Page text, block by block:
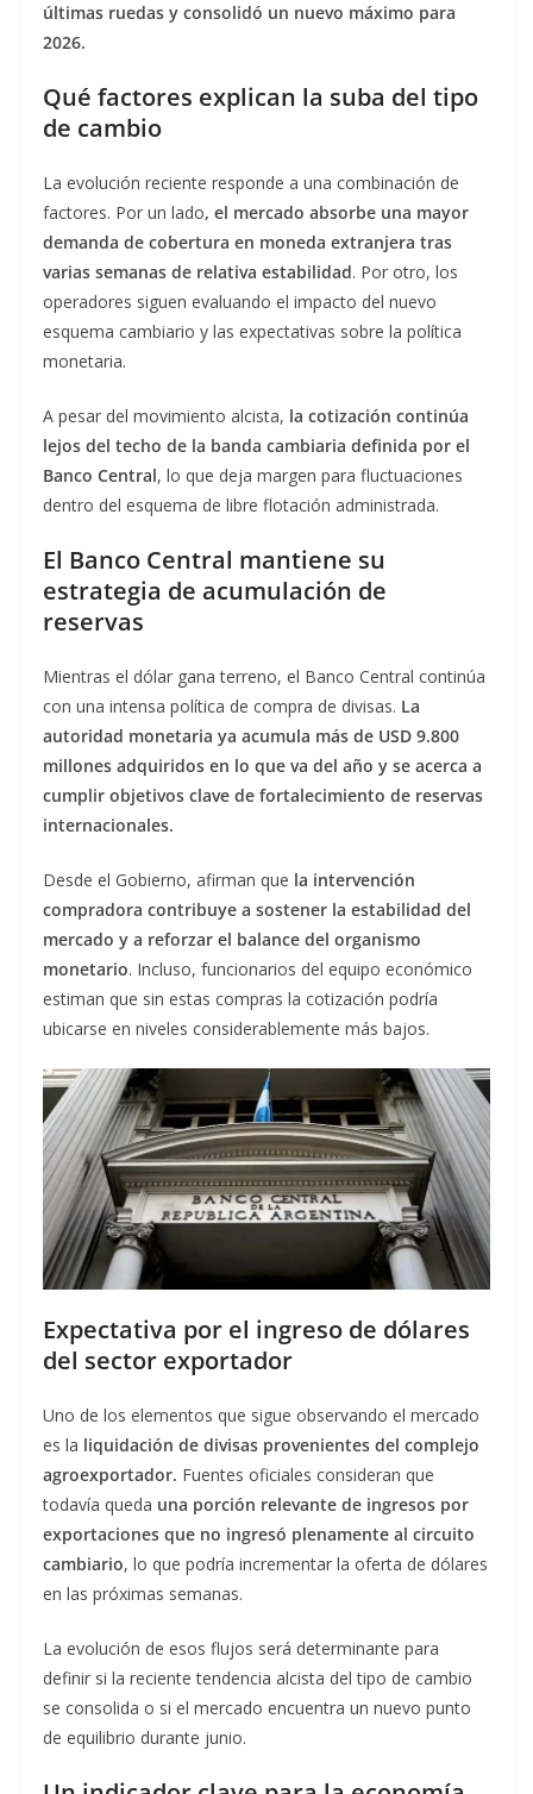
últimas ruedas y consolidó un nuevo máximo para
2026.
Qué factores explican la suba del tipo
de cambio
La evolución reciente responde a una combinación de
factores. Por un lado, el mercado absorbe una mayor
demanda de cobertura en moneda extranjera tras
varias semanas de relativa estabilidad. Por otro, los
operadores siguen evaluando el impacto del nuevo
esquema cambiario y las expectativas sobre la política
monetaria.
A pesar del movimiento alcista, la cotización continúa
lejos del techo de la banda cambiaria definida por el
Banco Central, lo que deja margen para fluctuaciones
dentro del esquema de libre flotación administrada.
El Banco Central mantiene su
estrategia de acumulación de
reservas
Mientras el dólar gana terreno, el Banco Central continúa
con una intensa política de compra de divisas. La
autoridad monetaria ya acumula más de USD 9.800
millones adquiridos en lo que va del año y se acerca a
cumplir objetivos clave de fortalecimiento de reservas
internacionales.
Desde el Gobierno, afirman que la intervención
compradora contribuye a sostener la estabilidad del
mercado y a reforzar el balance del organismo
monetario. Incluso, funcionarios del equipo económico
estiman que sin estas compras la cotización podría
ubicarse en niveles considerablemente más bajos.
Expectativa por el ingreso de dólares
del sector exportador
Uno de los elementos que sigue observando el mercado
es la liquidación de divisas provenientes del complejo
agroexportador. Fuentes oficiales consideran que
todavía queda una porción relevante de ingresos por
exportaciones que no ingresó plenamente al circuito
cambiario, lo que podría incrementar la oferta de dólares
en las próximas semanas.
La evolución de esos flujos será determinante para
definir si la reciente tendencia alcista del tipo de cambio
se consolida o si el mercado encuentra un nuevo punto
de equilibrio durante junio.